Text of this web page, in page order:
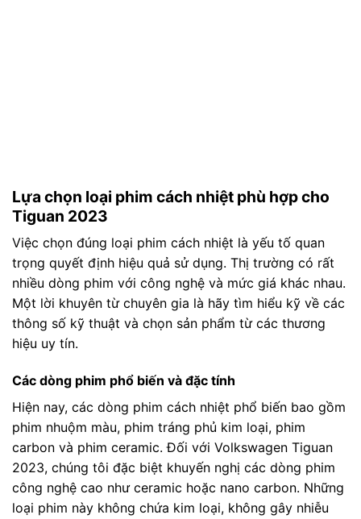
Lựa chọn loại phim cách nhiệt phù hợp cho
Tiguan 2023
Việc chọn đúng loại phim cách nhiệt là yếu tố quan
trọng quyết định hiệu quả sử dụng. Thị trường có rất
nhiều dòng phim với công nghệ và mức giá khác nhau.
Một lời khuyên từ chuyên gia là hãy tìm hiểu kỹ về các
thông số kỹ thuật và chọn sản phẩm từ các thương
hiệu uy tín.
Các dòng phim phổ biến và đặc tính
Hiện nay, các dòng phim cách nhiệt phổ biến bao gồm
phim nhuộm màu, phim tráng phủ kim loại, phim
carbon và phim ceramic. Đối với Volkswagen Tiguan
2023, chúng tôi đặc biệt khuyến nghị các dòng phim
công nghệ cao như ceramic hoặc nano carbon. Những
loại phim này không chứa kim loại, không gây nhiễu